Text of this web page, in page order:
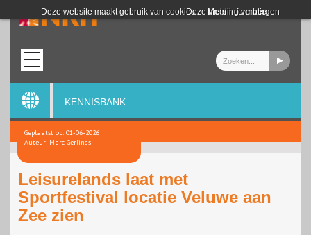
Deze website maakt gebruik van cookies. Meer informatie
Deze melding verbergen
Login
KENNISBANK
Geplaatst op: 01-06-2026
Auteur: Marc Gerlings
Leisurelands laat met
Sportfestival locatie Veluwe aan
Zee zien